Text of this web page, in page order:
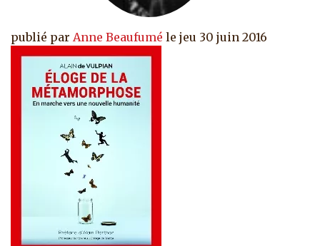
publié par Anne Beaufumé le jeu 30 juin 2016